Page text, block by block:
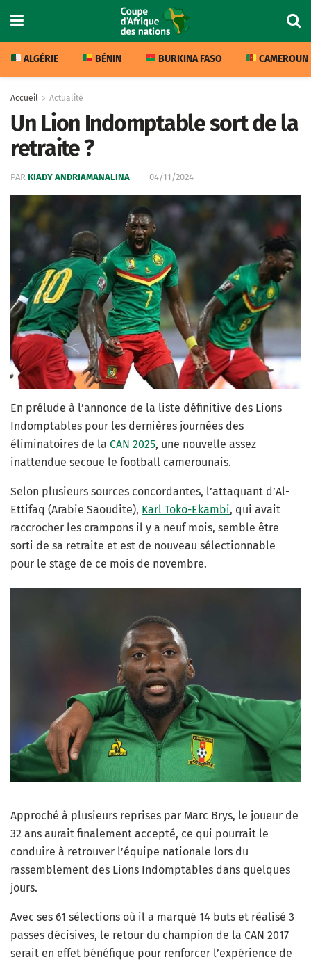
ALGÉRIE BÉNIN BURKINA FASO CAMEROUN
Accueil Actualité
Un Lion Indomptable sort de la
retraite ?
PAR KIADY ANDRIAMANALINA 04/11/2024
En prélude à l’annonce de la liste définitive des Lions
Indomptables pour les dernières journées des
éliminatoires de la CAN 2025, une nouvelle assez
inattendue secoue le football camerounais.
Selon plusieurs sources concordantes, l’attaquant d’Al-
Ettifaq (Arabie Saoudite), Karl Toko-Ekambi, qui avait
raccrocher les crampons il y a neuf mois, semble être
sorti de sa retraite et est de nouveau sélectionnable
pour le stage de ce mois de novembre.
Approché à plusieurs reprises par Marc Brys, le joueur de
32 ans aurait finalement accepté, ce qui pourrait le
conduire à retrouver l’équipe nationale lors du
rassemblement des Lions Indomptables dans quelques
jours.
Avec ses 61 sélections où il a marqué 14 buts et réalisé 3
passes décisives, le retour du champion de la CAN 2017
serait en effet bénéfique pour renforcer l’expérience de